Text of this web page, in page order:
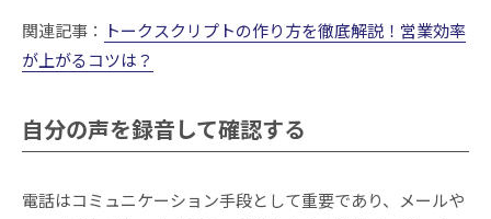
関連記事： トークスクリプトの作り方を徹底解説！営業効率
が上がるコツは？
自分の声を録音して確認する
電話はコミュニケーション手段として重要であり、メールや